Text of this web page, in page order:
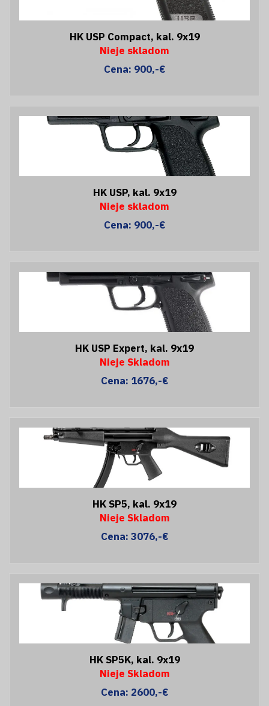
HK USP Compact, kal. 9x19
Nieje skladom
Cena: 900,-€
HK USP, kal. 9x19
Nieje skladom
Cena: 900,-€
HK USP Expert, kal. 9x19
Nieje Skladom
Cena: 1676,-€
HK SP5, kal. 9x19
Nieje Skladom
Cena: 3076,-€
HK SP5K, kal. 9x19
Nieje Skladom
Cena: 2600,-€